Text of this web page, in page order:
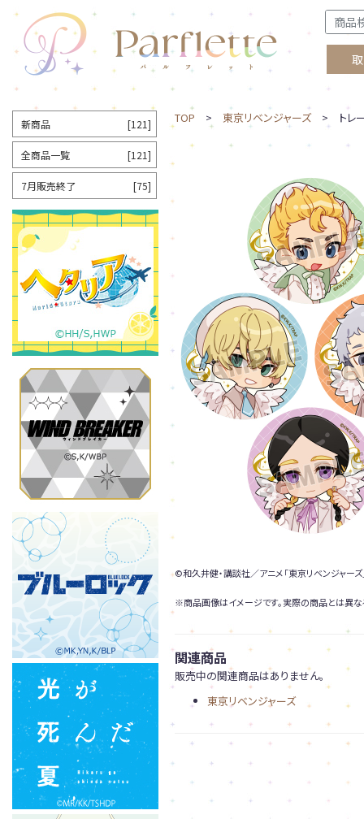
TOP > 東京リベンジャーズ> トレー
©和久井健・講談社／アニメ「東京リベンジャー
※商品画像はイメージです。実際の商品とは異な
関連商品
販売中の関連商品はありません。
東京リベンジャーズ
新商品 [121]
全商品一覧 [121]
7月販売終了 [75]